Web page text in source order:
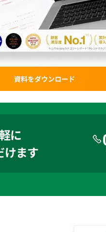
資料をダウンロード
に
けます